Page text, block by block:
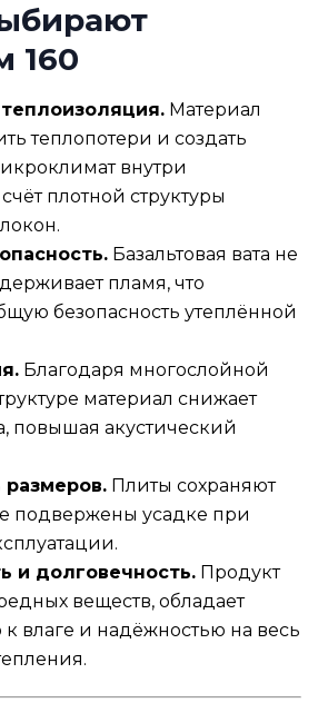
160
Материал
теплопотери и создать
внутри
плотной структуры
Базальтовая вата не
пламя, что
безопасность утеплённой
Благодаря многослойной
материал снижает
повышая акустический
размеров. Плиты сохраняют
подвержены усадке при
и долговечность. Продукт
веществ, обладает
к влаге и надёжностью на весь